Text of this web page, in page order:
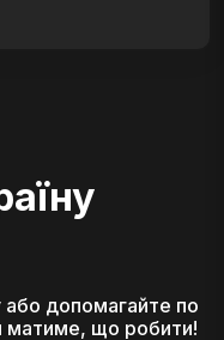
допомагайте по
матиме, що робити!